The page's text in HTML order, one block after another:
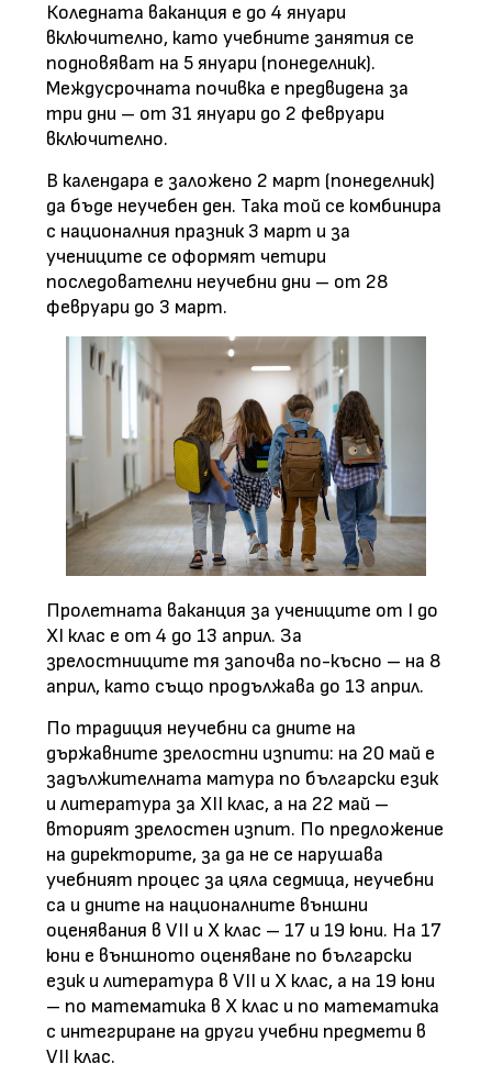
Коледната ваканция е до 4 януари
включително, като учебните занятия се
подновяват на 5 януари (понеделник).
Междусрочната почивка е предвидена за
три дни – от 31 януари до 2 февруари
включително.
В календара е заложено 2 март (понеделник)
да бъде неучебен ден. Така той се комбинира
с националния празник 3 март и за
учениците се оформят четири
последователни неучебни дни – от 28
февруари до 3 март.
Пролетната ваканция за учениците от I до
XI клас е от 4 до 13 април. За
зрелостниците тя започва по-късно – на 8
април, като също продължава до 13 април.
По традиция неучебни са дните на
държавните зрелостни изпити: на 20 май е
задължителната матура по български език
и литература за XII клас, а на 22 май –
вторият зрелостен изпит. По предложение
на директорите, за да не се нарушава
учебният процес за цяла седмица, неучебни
са и дните на националните външни
оценявания в VII и X клас – 17 и 19 юни. На 17
юни е външното оценяване по български
език и литература в VII и X клас, а на 19 юни
– по математика в X клас и по математика
с интегриране на други учебни предмети в
VII клас.